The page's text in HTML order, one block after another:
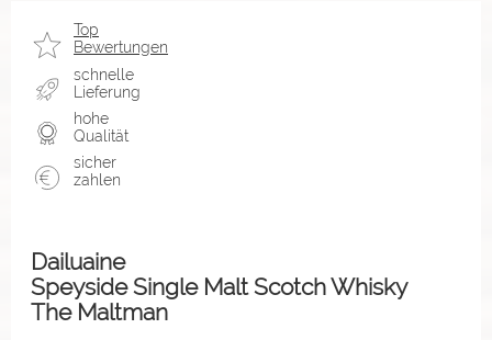
Top
Bewertungen
schnelle
Lieferung
hohe
Qualität
sicher
zahlen
Dailuaine
Speyside Single Malt Scotch Whisky
The Maltman